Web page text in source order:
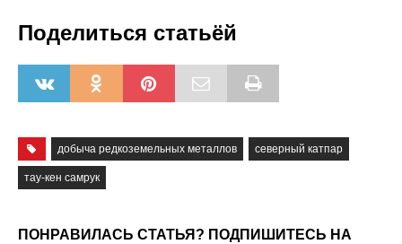
Поделиться статьёй
добыча редкоземельных металлов северный катпар
тау-кен самрук
ПОНРАВИЛАСЬ СТАТЬЯ? ПОДПИШИТЕСЬ НА